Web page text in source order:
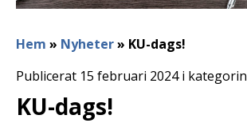
Hem » Nyheter» KU-dags!
Publicerat 15 februari 2024 i kategorin
KU-dags!